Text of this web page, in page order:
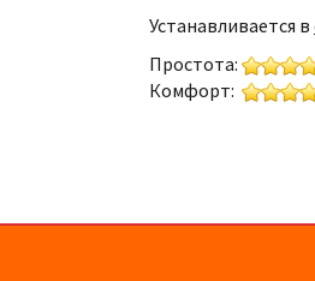
Устанавливается в
Простота:
Комфорт: